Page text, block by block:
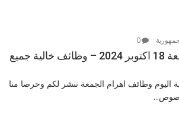
0
وظائف اهرام الجمعة 18 اكتوبر 2024 – وظائف خالية جميع
اليوم وظائف اهرام الجمعة ننشر لكم وحرصا منا